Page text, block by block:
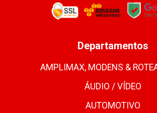
Departamentos
AMPLIMAX, MODENS &
ÁUDIO / VÍDEO
AUTOMOTIVO